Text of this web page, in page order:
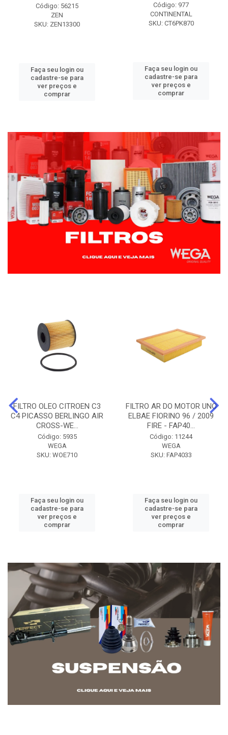
Código: 56215
ZEN
SKU: ZEN13300
Faça seu login ou
cadastre-se para
ver preços e
comprar
Código: 977
CONTINENTAL
SKU: CT6PK870
Faça seu login ou
cadastre-se para
ver preços e
comprar
FILTRO OLEO CITROEN C3
C4 PICASSO BERLINGO AIR
CROSS-WE...
Código: 5935
WEGA
SKU: WOE710
Faça seu login ou
cadastre-se para
ver preços e
comprar
FILTRO AR DO MOTOR UNO
ELBAE FIORINO 96 / 2009
FIRE - FAP40...
Código: 11244
WEGA
SKU: FAP4033
Faça seu login ou
cadastre-se para
ver preços e
comprar